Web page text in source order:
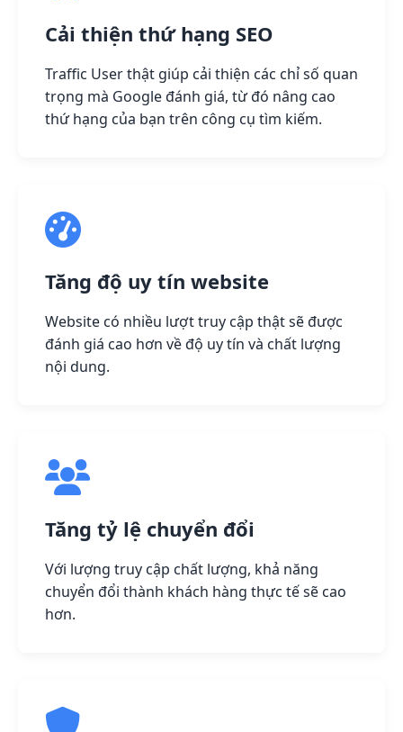
Cải thiện thứ hạng SEO
Traffic User thật giúp cải thiện các chỉ số quan
trọng mà Google đánh giá, từ đó nâng cao
thứ hạng của bạn trên công cụ tìm kiếm.
Tăng độ uy tín website
Website có nhiều lượt truy cập thật sẽ được
đánh giá cao hơn về độ uy tín và chất lượng
nội dung.
Tăng tỷ lệ chuyển đổi
Với lượng truy cập chất lượng, khả năng
chuyển đổi thành khách hàng thực tế sẽ cao
hơn.